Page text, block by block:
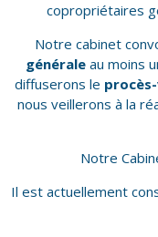
copropriétaires
Notre cabinet
généraleau moins
diffuserons le
nous veillerons à la
Notre
Il est actuellement